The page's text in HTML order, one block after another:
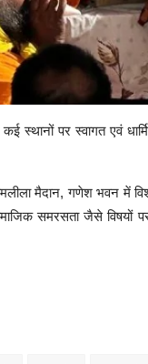
स्थानों पर स्वागत एवं
मैदान, गणेश भवन में
समरसता जैसे